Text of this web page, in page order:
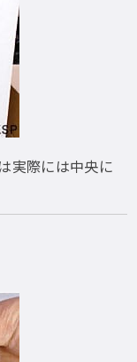
実際には中央に